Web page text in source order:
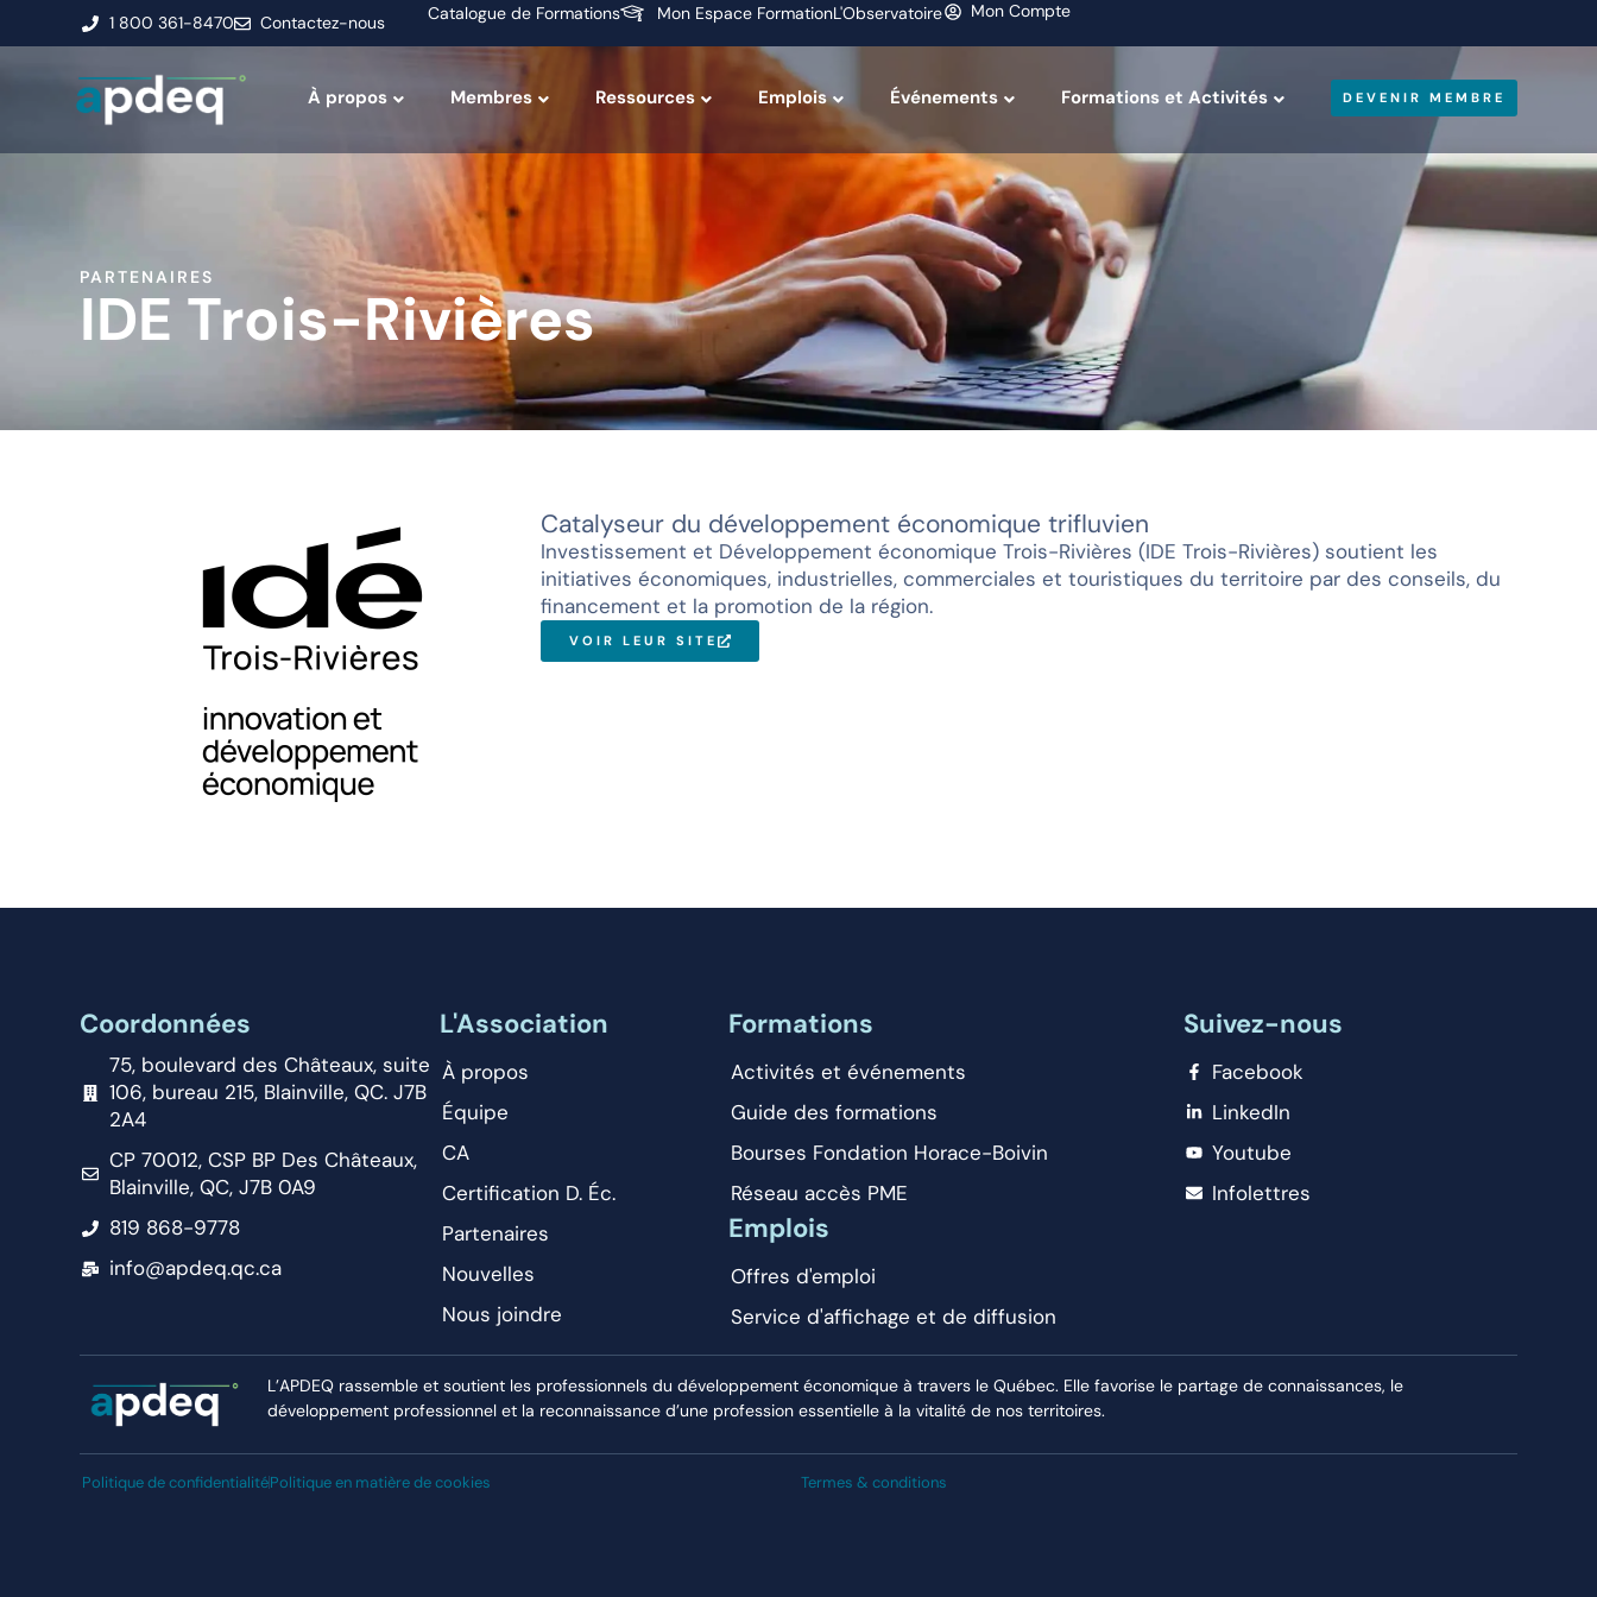
1 800 361-8470 Contactez-nous Catalogue de Formations Mon Espace FormationL'Observatoire Mon Compte
À propos Membres Ressources Emplois Événements Formations et Activités DEVENIR MEMBRE
PARTENAIRES
IDE Trois-Rivières
Catalyseur du développement économique trifluvien
Investissement et Développement économique Trois-Rivières (IDE Trois-Rivières) soutient les
initiatives économiques, industrielles, commerciales et touristiques du territoire par des conseils, du
financement et la promotion de la région.
VOIR LEUR SITE
Coordonnées
75, boulevard des Châteaux, suite
106, bureau 215, Blainville, QC. J7B
2A4
CP 70012, CSP BP Des Châteaux,
Blainville, QC, J7B 0A9
819 868-9778
info@apdeq.qc.ca
L'Association
À propos
Équipe
CA
Certification D. Éc.
Partenaires
Nouvelles
Nous joindre
Formations
Activités et événements
Guide des formations
Bourses Fondation Horace-Boivin
Réseau accès PME
Emplois
Offres d'emploi
Service d'affichage et de diffusion
Suivez-nous
Facebook
LinkedIn
Youtube
Infolettres
L’APDEQ rassemble et soutient les professionnels du développement économique à travers le Québec. Elle favorise le partage de connaissances, le
développement professionnel et la reconnaissance d’une profession essentielle à la vitalité de nos territoires.
Politique de confidentialitéPolitique en matière de cookies Termes & conditions